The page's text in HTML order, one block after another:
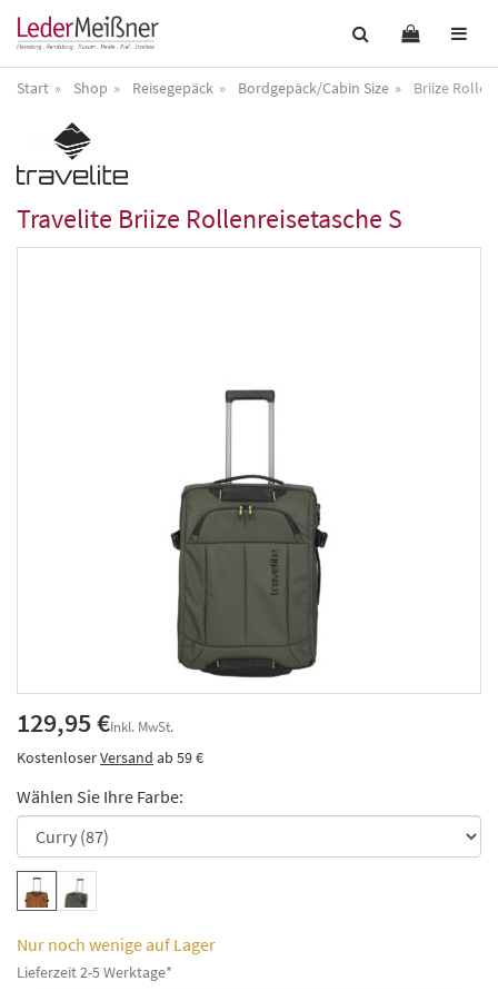
Start Shop Reisegepäck Bordgepäck/Cabin Size Briize
Travelite Briize Rollenreisetasche S
129,95 €Inkl. MwSt.
KostenloserVersand ab 59 €
Wählen Sie Ihre Farbe:
Nur noch wenige auf Lager
Lieferzeit 2-5 Werktage*